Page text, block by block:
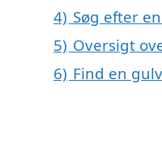
4) Søg efter
5) Oversigt
6) Find en